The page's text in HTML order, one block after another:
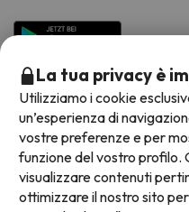
Metodi di pagamento
La tua privacy è
Utilizziamo i cookie
un’esperienza di
vostre preferenze e per
funzione del vostro profilo.
visualizzare contenuti
ottimizzare il nostro sito